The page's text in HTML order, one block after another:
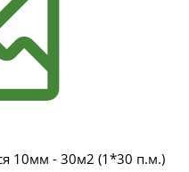
10мм - 30м2 (1*30 п.м.)